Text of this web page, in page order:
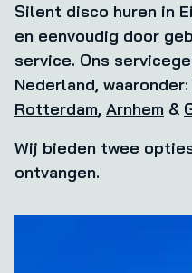
Silent disco huren in
en eenvoudig door
service. Ons
Nederland, waaronder:
Rotterdam, Arnhem &
Wij bieden twee
ontvangen.